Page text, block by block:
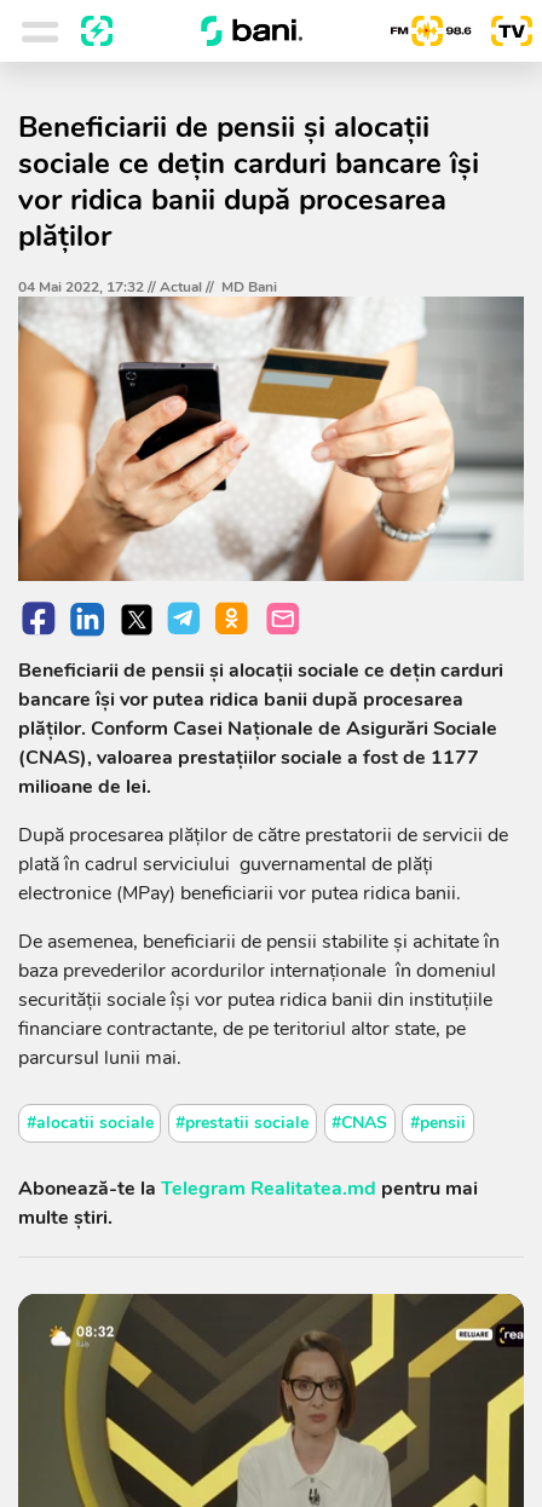
Beneficiarii de pensii şi alocaţii
sociale ce dețin carduri bancare își
vor ridica banii după procesarea
plăților
04 Mai 2022, 17:32 //Actual// MD Bani
Beneficiarii de pensii şi alocaţii sociale ce dețin carduri
bancare își vor putea ridica banii după procesarea
plăților. Conform Casei Naționale de Asigurări Sociale
(CNAS), valoarea prestațiilor sociale a fost de 1177
milioane de lei.
După procesarea plăților de către prestatorii de servicii de
plată în cadrul serviciului guvernamental de plăţi
electronice (MPay) beneficiarii vor putea ridica banii.
De asemenea, beneficiarii de pensii stabilite şi achitate în
baza prevederilor acordurilor internaționale în domeniul
securității sociale își vor putea ridica banii din instituțiile
financiare contractante, de pe teritoriul altor state, pe
parcursul lunii mai.
#alocatii sociale #prestatii sociale #CNAS #pensii
Abonează-te la Telegram Realitatea.md pentru mai
multe știri.